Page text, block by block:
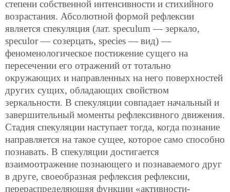
степени собственной интенсивности и стихийного
возрастания. Абсолютной формой рефлексии
является спекуляция (лат. speculum — зеркало,
speculor — созерцать, species — вид) —
феноменологическое постижение сущего на
пересечении его отражений от тотально
окружающих и направленных на него поверхностей
других сущих, обладающих свойством
зеркальности. В спекуляции совпадает начальный и
завершительный моменты рефлексивного движения.
Стадия спекуляции наступает тогда, когда познание
направляется на такое сущее, которое само способно
познавать. В спекуляции достигается
взаимоотражение познающего и познаваемого друг
в друге, своеобразная рефлексия рефлексии,
перераспределяющяя функции «активности-